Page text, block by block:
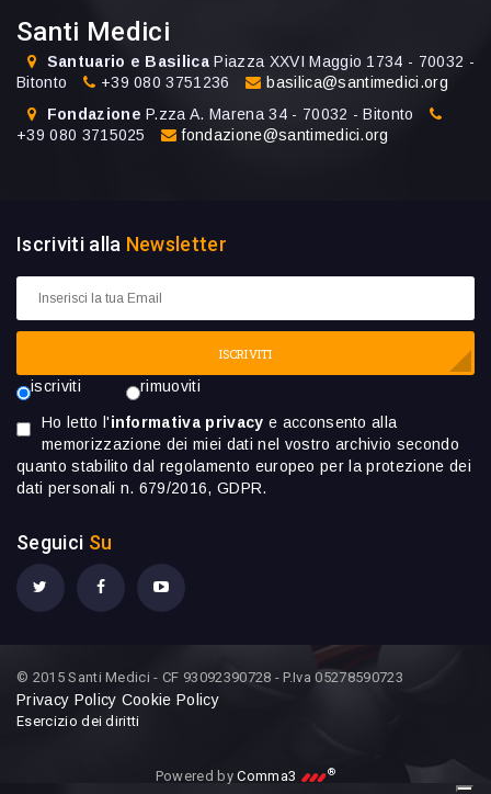
Santi Medici
Santuario e Basilica Piazza XXVI Maggio 1734 - 70032 -
Bitonto
+39 080 3751236
basilica@santimedici.org
Fondazione P.zza A. Marena 34 - 70032 - Bitonto
+39 080 3715025
fondazione@santimedici.org
Iscriviti alla Newsletter
ISCRIVITI
iscriviti rimuoviti
Ho letto l'informativa privacy e acconsento alla
memorizzazione dei miei dati nel vostro archivio secondo
quanto stabilito dal regolamento europeo per la protezione dei
dati personali n. 679/2016, GDPR.
Seguici Su
© 2015 Santi Medici - CF 93092390728 - P.Iva 05278590723
Privacy Policy Cookie Policy
Esercizio dei diritti
Powered byComma3 ®